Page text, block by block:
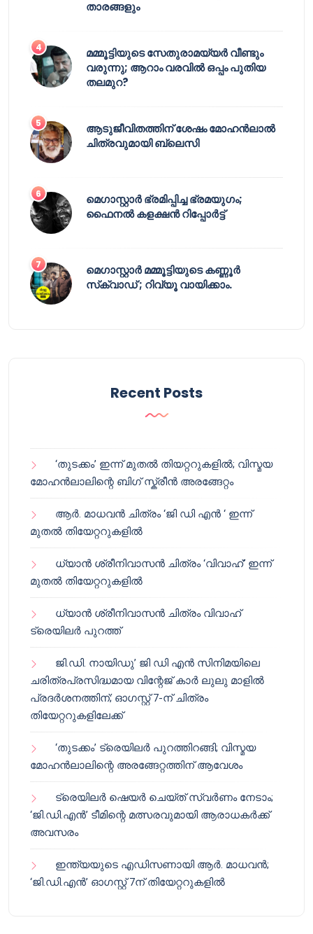
താരങ്ങളും
മമ്മൂട്ടിയുടെ സേതുരാമയ്യർ വീണ്ടും
വരുന്നു; ആറാം വരവിൽ ഒപ്പം പുതിയ
തലമുറ?
ആടുജീവിതത്തിന് ശേഷം മോഹൻലാൽ
ചിത്രവുമായി ബ്ലെസി
മെഗാസ്റ്റാർ ഭ്രമിപ്പിച്ച ഭ്രമയുഗം;
ഫൈനൽ കളക്ഷൻ റിപ്പോർട്ട്
മെഗാസ്റ്റാർ മമ്മൂട്ടിയുടെ കണ്ണൂർ
സ്‌ക്വാഡ് ; റിവ്യൂ വായിക്കാം.
Recent Posts
‘തുടക്കം’ ഇന്ന് മുതൽ തിയറ്ററുകളിൽ; വിസ്മയ
മോഹൻലാലിന്റെ ബിഗ് സ്ക്രീൻ അരങ്ങേറ്റം
ആർ. മാധവൻ ചിത്രം ‘ജി ഡി എൻ ‘ ഇന്ന്
മുതൽ തിയേറ്ററുകളിൽ
ധ്യാൻ ശ്രീനിവാസൻ ചിത്രം ‘വിവാഹ്’ ഇന്ന്
മുതൽ തിയേറ്ററുകളിൽ
ധ്യാൻ ശ്രീനിവാസൻ ചിത്രം വിവാഹ്
ട്രെയിലർ പുറത്ത്
ജി.ഡി. നായിഡു’ ജി ഡി എൻ സിനിമയിലെ
ചരിത്രപ്രസിദ്ധമായ വിന്റേജ് കാർ ലുലു മാളിൽ
പ്രദർശനത്തിന്; ഓഗസ്റ്റ് 7-ന് ചിത്രം
തിയേറ്ററുകളിലേക്ക്
‘തുടക്കം’ ട്രെയിലർ പുറത്തിറങ്ങി; വിസ്മയ
മോഹൻലാലിന്റെ അരങ്ങേറ്റത്തിന് ആവേശം
ട്രെയിലർ ഷെയർ ചെയ്‌ത് സ്വർണം നേടാം;
‘ജി.ഡി.എൻ’ ടീമിന്റെ മത്സരവുമായി ആരാധകർക്ക്
അവസരം
ഇന്ത്യയുടെ എഡിസണായി ആർ. മാധവൻ;
‘ജി.ഡി.എൻ’ ഓഗസ്റ്റ് 7ന് തിയേറ്ററുകളിൽ